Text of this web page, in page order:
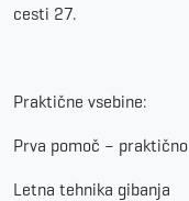
cesti 27.
Praktične vsebine:
Prva pomoč – praktično
Letna tehnika gibanja